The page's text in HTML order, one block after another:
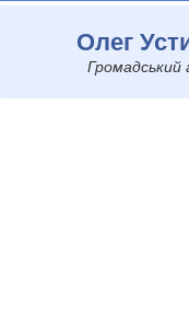
Олег
Громадський